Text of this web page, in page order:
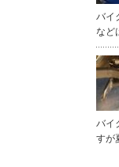
バイ
など
バイ
すが